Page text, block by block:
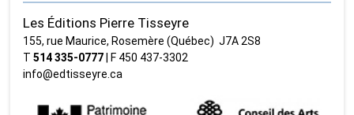
Les Éditions Pierre Tisseyre
155, rue Maurice, Rosemère (Québec) J7A 2S8
T514 335‑0777 | F 450 437‑3302
info@edtisseyre.ca